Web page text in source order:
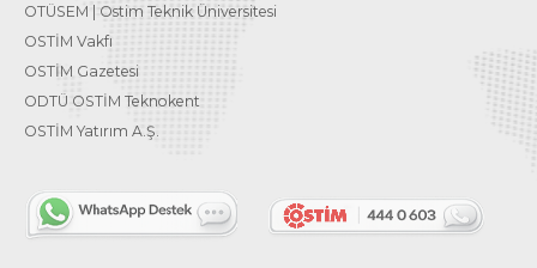
OTÜSEM | Ostim Teknik Üniversitesi
OSTİM Vakfı
OSTİM Gazetesi
ODTÜ OSTİM Teknokent
OSTİM Yatırım A.Ş.